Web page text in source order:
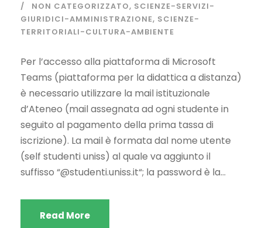
NON CATEGORIZZATO, SCIENZE-SERVIZI-
GIURIDICI-AMMINISTRAZIONE, SCIENZE-
TERRITORIALI-CULTURA-AMBIENTE
Per l’accesso alla piattaforma di Microsoft
Teams (piattaforma per la didattica a distanza)
è necessario utilizzare la mail istituzionale
d’Ateneo (mail assegnata ad ogni studente in
seguito al pagamento della prima tassa di
iscrizione). La mail è formata dal nome utente
(self studenti uniss) al quale va aggiunto il
suffisso “@studenti.uniss.it“; la password è la...
Read More